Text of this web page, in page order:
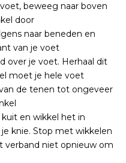
beweeg naar boven
door
naar beneden en
van je voet
over je voet. Herhaal dit
moet je hele voet
de tenen tot ongeveer
en wikkel het in
knie. Stop met wikkelen
verband niet opnieuw om